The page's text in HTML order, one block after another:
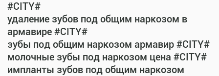
#CITY#
удаление зубов под общим наркозом в
армавире #CITY#
зубы под общим наркозом армавир #CITY#
молочные зубы под наркозом цена #CITY#
импланты зубов под общим наркозом